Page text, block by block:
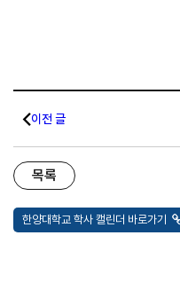
이전 글
목록
한양대학교 학사 캘린더 바로가기